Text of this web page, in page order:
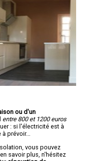
ou d'un
entre 800 et 1200 euros
: si l'électricité est à
prévoir...
vous pouvez
savoir plus, n'hésitez